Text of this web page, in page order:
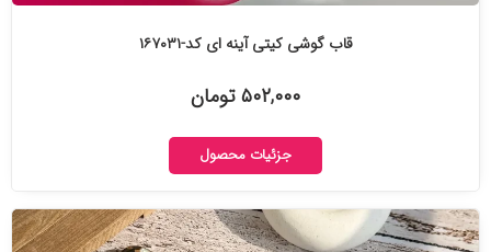
قاب گوشی کیتی آینه ای کد-۱۶۷۰۳۱
۵۰۲,۰۰۰ تومان
جزئیات محصول